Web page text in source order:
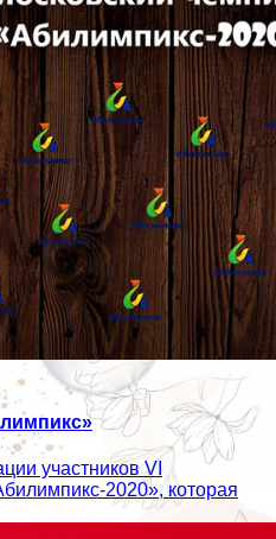
участников VI
2020», которая